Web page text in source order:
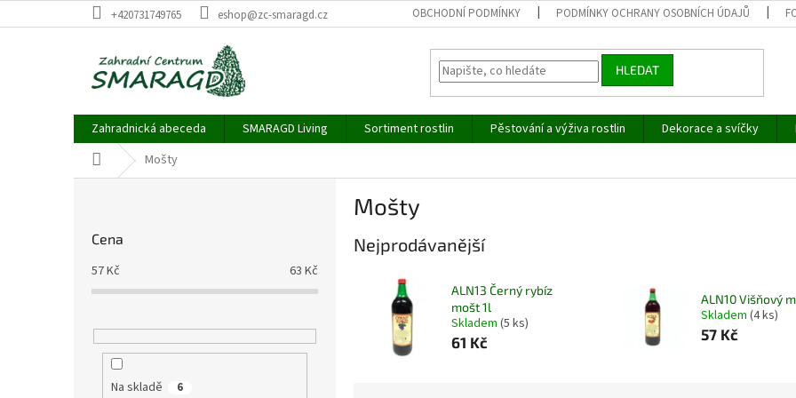
na
+420731749765 eshop@zc-smaragd.cz OBCHODNÍ PODMÍNKY PODMÍNKY OCHRANY OSOBNÍCH ÚDAJŮ
HLEDAT
Zahradnická abeceda SMARAGD Living Sortiment rostlin Pěstování a výživa rostlin Dekorace a svíčky
Domů Mošty
Cena
57Kč 63 Kč
Na skladě 6
Mošty
Nejprodávanější
ALN13 Černý rybíz
mošt 1l
Skladem (5 ks)
61 Kč
ALN10 Višňový
Skladem (4 ks)
57 Kč